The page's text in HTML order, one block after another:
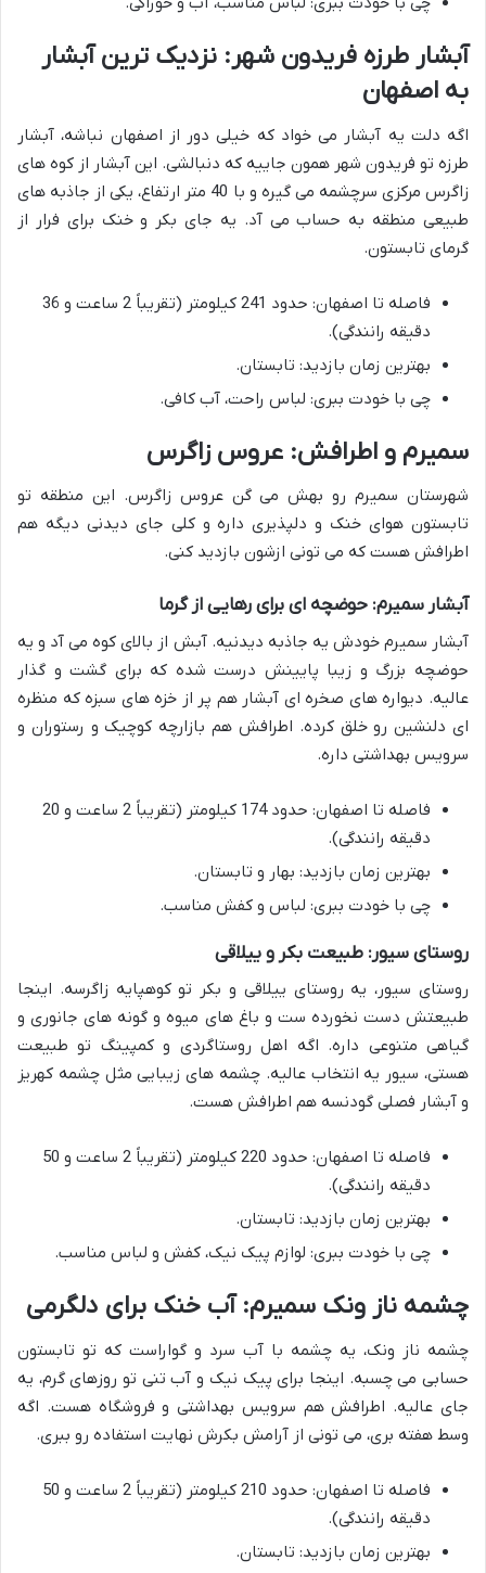
آبشار طرزه فریدون شهر: نزدیک ترین آبشار
به اصفهان
اگه دلت یه آبشار می خواد که خیلی دور از اصفهان نباشه، آبشار
طرزه تو فریدون شهر همون جاییه که دنبالشی. این آبشار از کوه های
زاگرس مرکزی سرچشمه می گیره و با 40 متر ارتفاع، یکی از جاذبه های
طبیعی منطقه به حساب می آد. یه جای بکر و خنک برای فرار از
گرمای تابستون.
فاصله تا اصفهان: حدود 241 کیلومتر (تقریباً 2 ساعت و 36
دقیقه رانندگی).
بهترین زمان بازدید: تابستان.
چی با خودت ببری: لباس راحت، آب کافی.
سمیرم و اطرافش: عروس زاگرس
شهرستان سمیرم رو بهش می گن عروس زاگرس. این منطقه تو
تابستون هوای خنک و دلپذیری داره و کلی جای دیدنی دیگه هم
اطرافش هست که می تونی ازشون بازدید کنی.
آبشار سمیرم: حوضچه ای برای رهایی از گرما
آبشار سمیرم خودش یه جاذبه دیدنیه. آبش از بالای کوه می آد و یه
حوضچه بزرگ و زیبا پایینش درست شده که برای گشت و گذار
عالیه. دیواره های صخره ای آبشار هم پر از خزه های سبزه که منظره
ای دلنشین رو خلق کرده. اطرافش هم بازارچه کوچیک و رستوران و
سرویس بهداشتی داره.
فاصله تا اصفهان: حدود 174 کیلومتر (تقریباً 2 ساعت و 20
دقیقه رانندگی).
بهترین زمان بازدید: بهار و تابستان.
چی با خودت ببری: لباس و کفش مناسب.
روستای سیور: طبیعت بکر و ییلاقی
روستای سیور، یه روستای ییلاقی و بکر تو کوهپایه زاگرسه. اینجا
طبیعتش دست نخورده ست و باغ های میوه و گونه های جانوری و
گیاهی متنوعی داره. اگه اهل روستاگردی و کمپینگ تو طبیعت
هستی، سیور یه انتخاب عالیه. چشمه های زیبایی مثل چشمه کهریز
و آبشار فصلی گودنسه هم اطرافش هست.
فاصله تا اصفهان: حدود 220 کیلومتر (تقریباً 2 ساعت و 50
دقیقه رانندگی).
بهترین زمان بازدید: تابستان.
چی با خودت ببری: لوازم پیک نیک، کفش و لباس مناسب.
چشمه ناز ونک سمیرم: آب خنک برای دلگرمی
چشمه ناز ونک، یه چشمه با آب سرد و گواراست که تو تابستون
حسابی می چسبه. اینجا برای پیک نیک و آب تنی تو روزهای گرم، یه
جای عالیه. اطرافش هم سرویس بهداشتی و فروشگاه هست. اگه
وسط هفته بری، می تونی از آرامش بکرش نهایت استفاده رو ببری.
فاصله تا اصفهان: حدود 210 کیلومتر (تقریباً 2 ساعت و 50
دقیقه رانندگی).
بهترین زمان بازدید: تابستان.